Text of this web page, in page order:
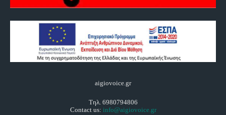
aigiovoice.gr
Τηλ. 6980794806
Contact us: info@aigiovoice.gr